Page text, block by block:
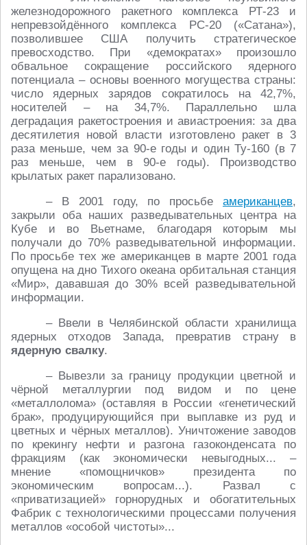
железнодорожного ракетного комплекса РТ-23 и
непревзойдённого комплекса РС-20 («Сатана»),
позволившее США получить стратегическое
превосходство. При «демократах» произошло
обвальное сокращение российского ядерного
потенциала – основы военного могущества страны:
число ядерных зарядов сократилось на 42,7%,
носителей – на 34,7%. Параллельно шла
деградация ракетостроения и авиастроения: за два
десятилетия новой власти изготовлено ракет в 3
раза меньше, чем за 90-е годы и один Ту-160 (в 7
раз меньше, чем в 90-е годы). Производство
крылатых ракет парализовано.
– В 2001 году, по просьбе американцев,
закрыли оба наших разведывательных центра на
Кубе и во Вьетнаме, благодаря которым мы
получали до 70% разведывательной информации.
По просьбе тех же американцев в марте 2001 года
опущена на дно Тихого океана орбитальная станция
«Мир», дававшая до 30% всей разведывательной
информации.
– Ввели в Челябинской области хранилища
ядерных отходов Запада, превратив страну в
ядерную свалку.
– Вывезли за границу продукции цветной и
чёрной металлургии под видом и по цене
«металлолома» (оставляя в России «генетический
брак», продуцирующийся при выплавке из руд и
цветных и чёрных металлов). Уничтожение заводов
по крекингу нефти и разгона газоконденсата по
фракциям (как экономически невыгодных... –
мнение «помощничков» президента по
экономическим вопросам...). Развал с
«приватизацией» горнорудных и обогатительных
Фабрик с технологическими процессами получения
металлов «особой чистоты»...